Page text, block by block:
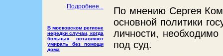
Подробнее...
В московском регионе
нередки случаи, когда
больных оставляют
умирать без помощи
дома
По мнению Сергея
основной политики
личности,
под суд.